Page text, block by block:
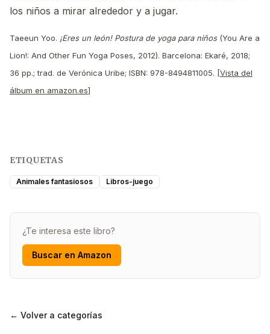
los niños a mirar alrededor y a jugar.
Taeeun Yoo. ¡Eres un león! Postura de yoga para niños(You Are a
Lion!: And Other Fun Yoga Poses, 2012). Barcelona: Ekaré, 2018;
36 pp.; trad. de Verónica Uribe; ISBN: 978-8494811005. [Vista del
álbum en amazon.es]
ETIQUETAS
Animales fantasiosos Libros-juego
¿Te interesa este libro?
Buscar en Amazon
← Volver a categorías